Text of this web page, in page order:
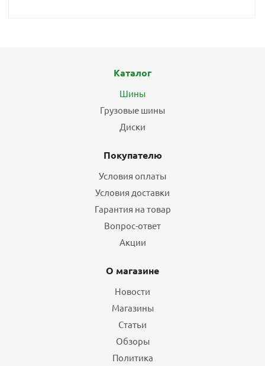
Каталог
Шины
Грузовые шины
Диски
Покупателю
Условия оплаты
Условия доставки
Гарантия на товар
Вопрос-ответ
Акции
О магазине
Новости
Магазины
Статьи
Обзоры
Политика